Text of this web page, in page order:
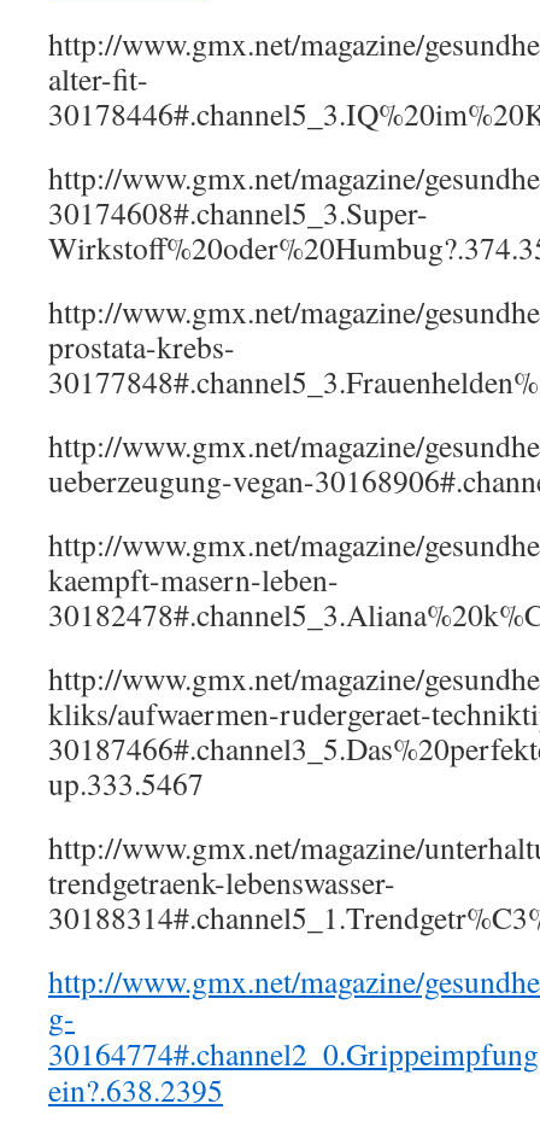
http://www.gmx.net/magazine/
alter-fit-
http://www.gmx.net/magazine/
30174608#.channel5_3.Super-
http://www.gmx.net/magazine/
prostata-krebs-
http://www.gmx.net/magazine/
ueberzeugung-vegan-
http://www.gmx.net/magazine/
kaempft-masern-leben-
http://www.gmx.net/magazine/
kliks/aufwaermen-rudergeraet-
up.333.5467
http://www.gmx.net/magazine/
trendgetraenk-lebenswasser-
http://www.gmx.net/magazine/
g-
ein?.638.2395